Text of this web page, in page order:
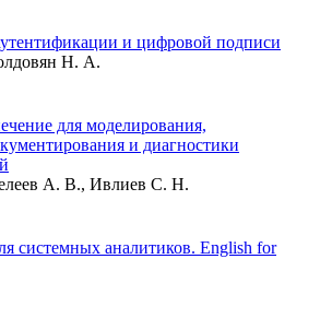
и цифровой подписи
Н. А.
для моделирования,
и диагностики
А. В., Ивлиев С. Н.
системных аналитиков. English for